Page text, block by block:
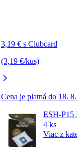
3,19 € s Clubcard
(3,19 €/kus)
Cena je platná do 18.
ESH-P15
4 ks
Viac z